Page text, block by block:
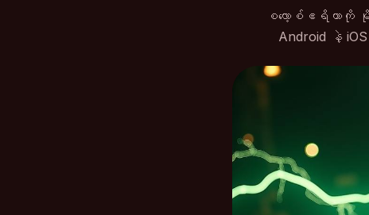
စလော့စ်ဧရိယာကို
Android နဲ့